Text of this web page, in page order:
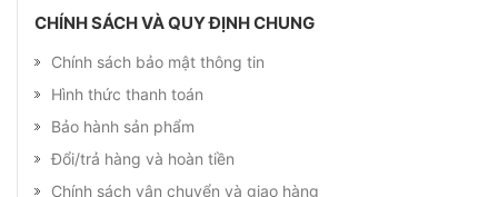
CHÍNH SÁCH VÀ QUY ĐỊNH CHUNG
Chính sách bảo mật thông tin
Hình thức thanh toán
Bảo hành sản phẩm
Đổi/trả hàng và hoàn tiền
Chính sách vận chuyển và giao hàng